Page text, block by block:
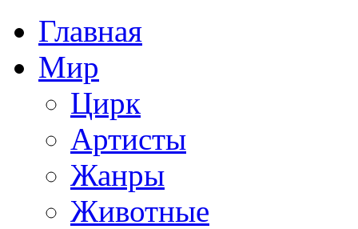
Главная
Мир
Цирк
Артисты
Жанры
Животные